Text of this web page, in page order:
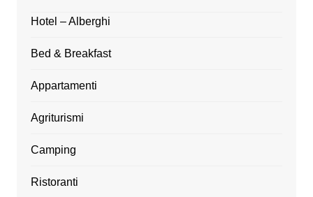
Hotel – Alberghi
Bed & Breakfast
Appartamenti
Agriturismi
Camping
Ristoranti